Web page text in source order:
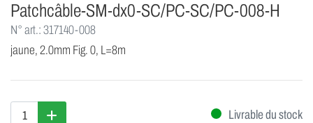
Patchcâble-SM-dx0-SC/PC-SC/PC-008-H
N° art.: 317140-008
jaune, 2.0mm Fig. 0, L=8m
Livrable du stock